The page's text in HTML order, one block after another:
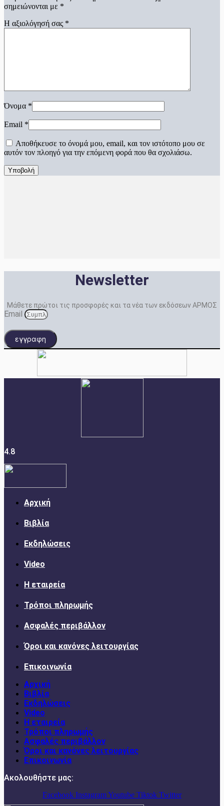
σημειώνονται με *
Η αξιολόγησή σας *
Όνομα *
Email *
Αποθήκευσε το όνομά μου, email, και τον ιστότοπο μου σε
αυτόν τον πλοηγό για την επόμενη φορά που θα σχολιάσω.
Newsletter
Μάθετε πρώτοι τις προσφορές και τα νέα των εκδόσεων ΑΡΜΟΣ
Email
εγγραφη
4.8
Αρχική
Βιβλία
Εκδηλώσεις
Video
Η εταιρεία
Τρόποι πληρωμής
Ασφαλές περιβάλλον
Όροι και κανόνες λειτουργίας
Επικοινωνία
Αρχική
Βιβλία
Εκδηλώσεις
Video
Η εταιρεία
Τρόποι πληρωμής
Ασφαλές περιβάλλον
Όροι και κανόνες λειτουργίας
Επικοινωνία
Ακολουθήστε μας:
Facebook InstagramYoutube Tiktok Twitter